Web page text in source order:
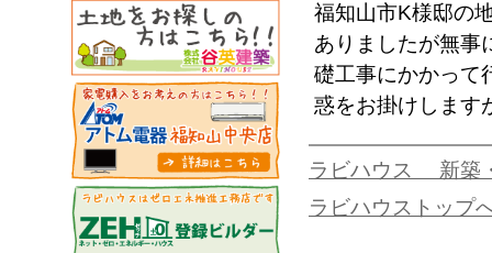
福知山市K様邸の
ありましたが無事
礎工事にかかって
惑をお掛けします
ラビハウス 新築
ラビハウストップ